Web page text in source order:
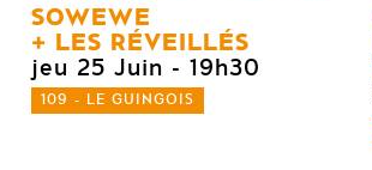
SOWEWE
LES RÉVEILLÉS
jeu 25 Juin - 19h30
109 - LE GUINGOIS